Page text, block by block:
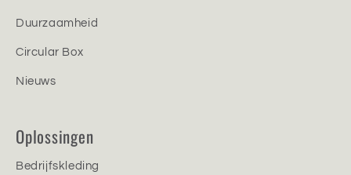
Duurzaamheid
Circular Box
Nieuws
Oplossingen
Bedrijfskleding